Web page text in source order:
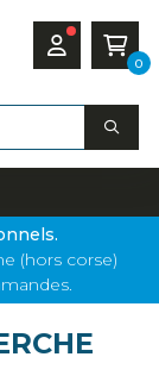
0
(hors corse)